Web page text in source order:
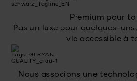
Premium pour
Pas un luxe pour quelques-
vie accessible à
Nous associons une